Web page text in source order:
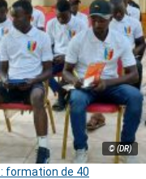
© (DR)
formation de 40